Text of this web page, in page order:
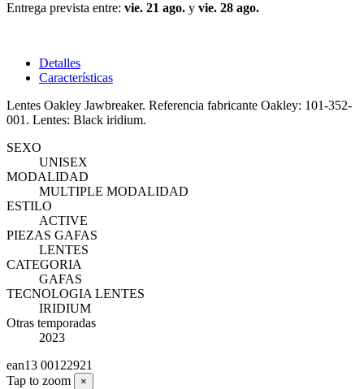
Entrega prevista entre: vie. 21 ago. y vie. 28 ago.
Detalles
Características
Lentes Oakley Jawbreaker. Referencia fabricante Oakley: 101-352-
001. Lentes: Black iridium.
SEXO
UNISEX
MODALIDAD
MULTIPLE MODALIDAD
ESTILO
ACTIVE
PIEZAS GAFAS
LENTES
CATEGORIA
GAFAS
TECNOLOGIA LENTES
IRIDIUM
Otras temporadas
2023
ean13 00122921
Tap to zoom
×